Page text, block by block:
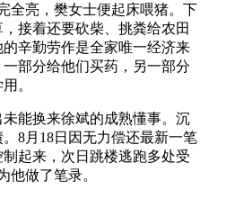
亮，樊女士便起床喂猪。下
接着还要砍柴、挑粪给农田
辛勤劳作是全家唯一经济来
部分给他们买药，另一部分
。
能换来徐斌的成熟懂事。沉
8月18日因无力偿还最新一笔
起来，次日跳楼逃跑多处受
他做了笔录。